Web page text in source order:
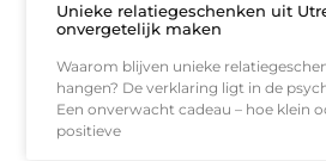
Unieke relatiegeschenken uit
onvergetelijk maken
Waarom blijven unieke
hangen? De verklaring ligt in de
Een onverwacht cadeau – hoe klein
positieve